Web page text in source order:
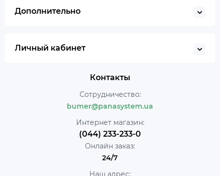
Дополнительно
Личный кабинет
Контакты
Сотрудничество:
bumer@panasystem.ua
Интернет магазин:
(044) 233-233-0
Онлайн заказ:
24/7
Наш адрес: